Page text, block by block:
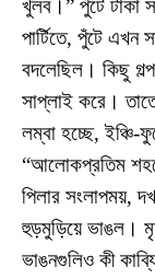
খুলব।” পুঁটে টাকা
পার্টিতে, পুঁটে
বদলেছিল। কিছু গল্প
সাপ্লাই করে।
লম্বা হচ্ছে, ইঞ্চি-
“আলোকপ্রতিম
পিলার সংলাপময়,
হুড়মুড়িয়ে ভাঙল।
ভাঙনগুলিও কী